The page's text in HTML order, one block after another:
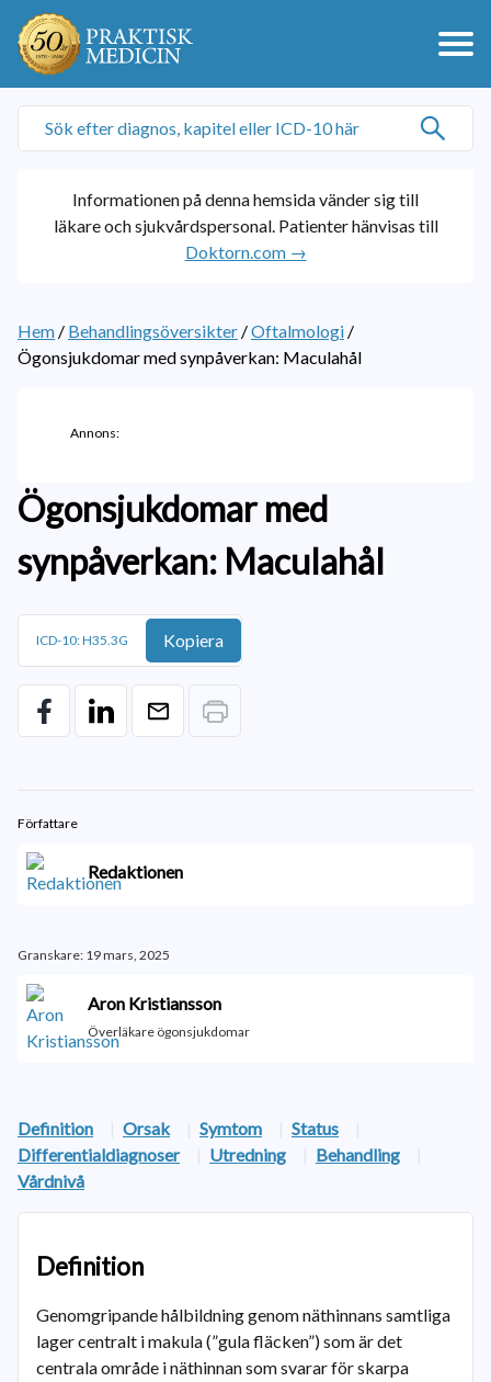
Informationen på denna hemsida vänder sig till
läkare och sjukvårdspersonal. Patienter hänvisas till
Doktorn.com →
Hem / Behandlingsöversikter /Oftalmologi /
Ögonsjukdomar med synpåverkan: Maculahål
Annons:
Ögonsjukdomar med
synpåverkan: Maculahål
ICD-10: H35.3G Kopiera
Författare
Redaktionen
Granskare: 19 mars, 2025
Aron Kristiansson
Överläkare ögonsjukdomar
Definition | Orsak | Symtom | Status
|
Differentialdiagnoser
| Utredning | Behandling
|
Vårdnivå
Definition
Genomgripande hålbildning genom näthinnans samtliga
lager centralt i makula (”gula fläcken”) som är det
centrala område i näthinnan som svarar för skarpa